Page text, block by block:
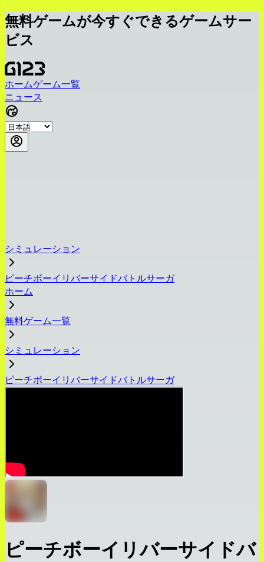
無料ゲームが今すぐできるゲームサー
ビス
ホームゲーム一覧
ニュース
シミュレーション
ピーチボーイリバーサイドバトルサーガ
ホーム
無料ゲーム一覧
シミュレーション
ピーチボーイリバーサイドバトルサーガ
ピーチボーイリバーサイドバ